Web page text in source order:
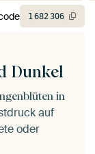
Dunkel
in
auf
oder
1682306